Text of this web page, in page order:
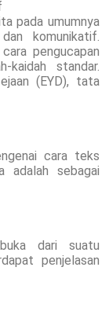
pada umumnya
komunikatif.
pengucapan
kaidah standar.
(EYD), tata
cara teks
adalah sebagai
dari suatu
penjelasan